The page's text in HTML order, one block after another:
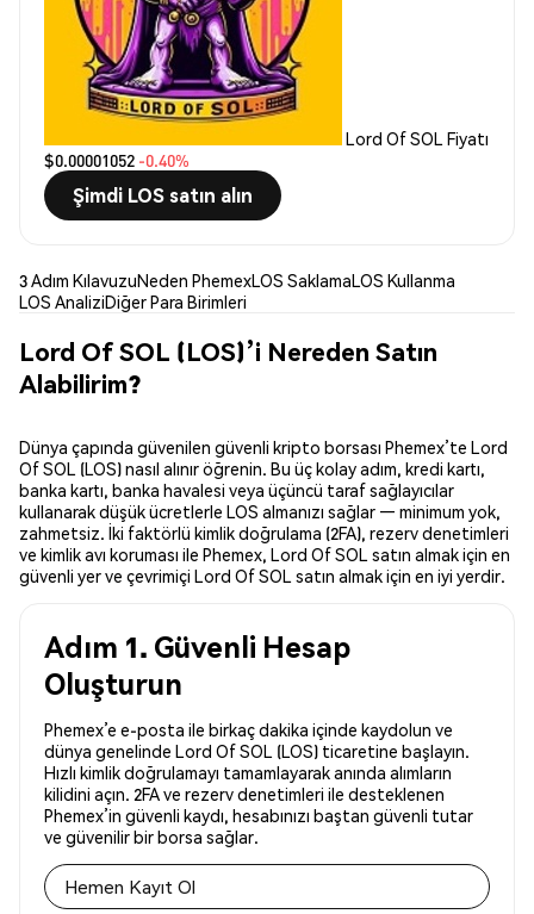
Lord Of SOL Fiyatı
$0.00001052 -0.40%
Şimdi LOS satın alın
3 Adım KılavuzuNeden PhemexLOS SaklamaLOS Kullanma
LOS AnaliziDiğer Para Birimleri
Lord Of SOL (LOS)’i Nereden Satın
Alabilirim?
Dünya çapında güvenilen güvenli kripto borsası Phemex’te Lord
Of SOL (LOS) nasıl alınır öğrenin. Bu üç kolay adım, kredi kartı,
banka kartı, banka havalesi veya üçüncü taraf sağlayıcılar
kullanarak düşük ücretlerle LOS almanızı sağlar — minimum yok,
zahmetsiz. İki faktörlü kimlik doğrulama (2FA), rezerv denetimleri
ve kimlik avı koruması ile Phemex, Lord Of SOL satın almak için en
güvenli yer ve çevrimiçi Lord Of SOL satın almak için en iyi yerdir.
Adım 1. Güvenli Hesap
Oluşturun
Phemex’e e-posta ile birkaç dakika içinde kaydolun ve
dünya genelinde Lord Of SOL (LOS) ticaretine başlayın.
Hızlı kimlik doğrulamayı tamamlayarak anında alımların
kilidini açın. 2FA ve rezerv denetimleri ile desteklenen
Phemex’in güvenli kaydı, hesabınızı baştan güvenli tutar
ve güvenilir bir borsa sağlar.
Hemen Kayıt Ol